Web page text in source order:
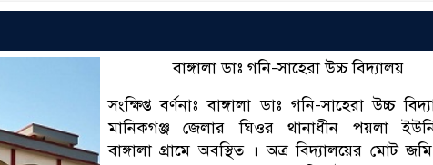
বাঙ্গালা ডাঃ গনি-সাহেরা উচ্চ বিদ্যালয়
সংক্ষিপ্ত বর্ণনাঃ বাঙ্গালা ডাঃ গনি-সাহেরা উচ্চ
মানিকগঞ্জ জেলার ঘিওর থানাধীন পয়লা
বাঙ্গালা গ্রামে অবস্থিত । অত্র বিদ্যালয়ের মোট